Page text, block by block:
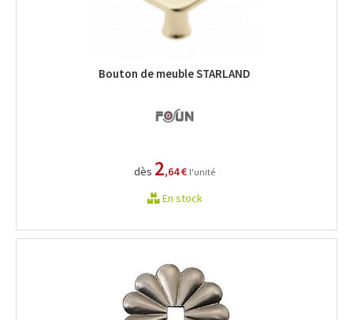
Bouton de meuble STARLAND
dès 2,64 € l'unité
En stock